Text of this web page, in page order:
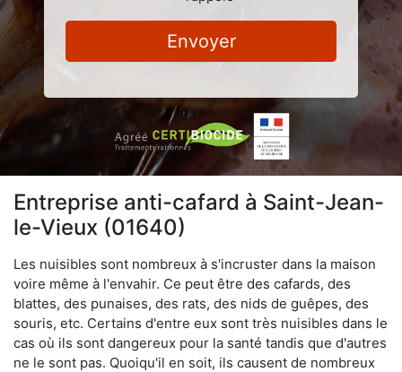
Envoyer
Entreprise anti-cafard à Saint-Jean-
le-Vieux (01640)
Les nuisibles sont nombreux à s'incruster dans la maison
voire même à l'envahir. Ce peut être des cafards, des
blattes, des punaises, des rats, des nids de guêpes, des
souris, etc. Certains d'entre eux sont très nuisibles dans le
cas où ils sont dangereux pour la santé tandis que d'autres
ne le sont pas. Quoiqu'il en soit, ils causent de nombreux